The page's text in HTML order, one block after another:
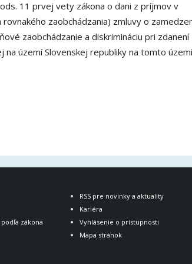
11 prvej vety zákona o dani z príjmov v
zaobchádzania) zmluvy o
zaobchádzanie a diskrimináciu pri zdanení
území Slovenskej republiky na tomto území
zákona
RSS pre novinky a aktuality
Kariéra
Vyhlásenie o prístupnosti
Mapa stránok